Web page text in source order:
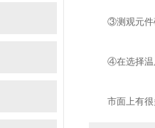
③测观元件确定
④在选择温度仪
市面上有很多